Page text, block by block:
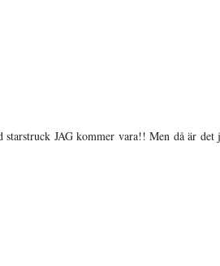
JAG kommer vara!! Men då är